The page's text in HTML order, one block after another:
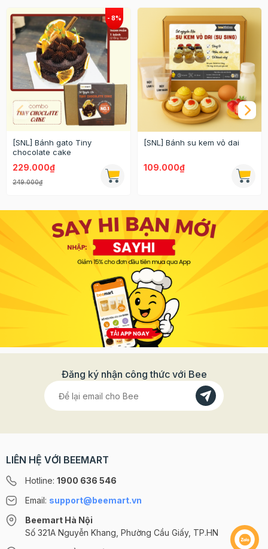
[SNL] Bánh gato Tiny
chocolate cake
229.000₫
249.000₫
[SNL] Bánh su kem vỏ dai
109.000₫
Đăng ký nhận công thức với Bee
LIÊN HỆ VỚI BEEMART
Hotline: 1900 636 546
Email: support@beemart.vn
Beemart Hà Nội
Số 321A Nguyễn Khang, Phường Cầu Giấy, TP.HN